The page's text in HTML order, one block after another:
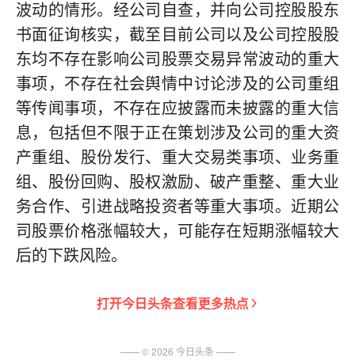
波动的情形。经公司自查，并向公司控股股东
书面征询核实，截至目前公司以及公司控股股
东均不存在影响公司股票交易异常波动的重大
事项，不存在社会舆情中讨论涉及的公司重组
等传闻事项，不存在应披露而未披露的重大信
息，包括但不限于正在策划涉及公司的重大资
产重组、股份发行、重大交易类事项、业务重
组、股份回购、股权激励、破产重整、重大业
务合作、引进战略投资者等重大事项。近期公
司股票价格涨幅较大，可能存在短期涨幅较大
后的下跌风险。
打开今日头条查看更多热点
—— ©2026 今日头条 ——